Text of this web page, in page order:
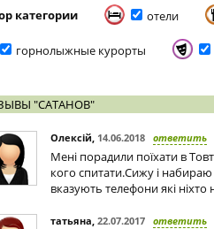
категории отели
горнолыжные курорты
"САТАНОВ"
Олексій, 14.06.2018 ответить
Мені порадили поїхати в
кого спитати.Сижу і набираю
вказують телефони які
татьяна, 22.07.2017 ответить